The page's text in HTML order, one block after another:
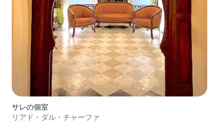
サレの個室
リアド・ダル・チャーファ